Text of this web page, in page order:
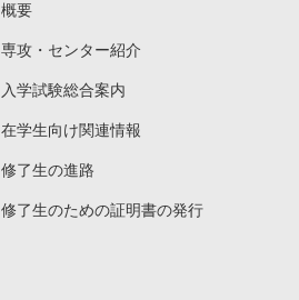
概要
専攻・センター紹介
入学試験総合案内
在学生向け関連情報
修了生の進路
修了生のための証明書の発行